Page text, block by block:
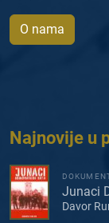
O nama
Najnovije u
Junaci
Davor